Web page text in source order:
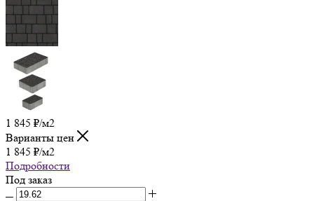
1 845 ₽/м2
Варианты цен
1 845 ₽/м2
Подробности
Под заказ